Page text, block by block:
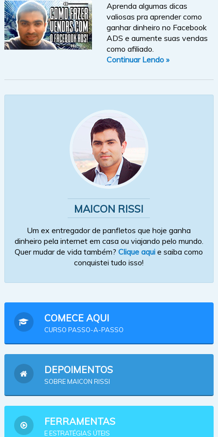
Aprenda algumas dicas
valiosas pra aprender como
ganhar dinheiro no Facebook
ADS e aumente suas vendas
como afiliado.
Continuar Lendo »
MAICON RISSI
Um ex entregador de panfletos que hoje ganha
dinheiro pela internet em casa ou viajando pelo mundo.
Quer mudar de vida também?Clique aqui e saiba como
conquistei tudo isso!
COMECE AQUI
CURSO PASSO-A-PASSO
DEPOIMENTOS
SOBRE MAICON RISSI
FERRAMENTAS
E ESTRATÉGIAS ÚTEIS